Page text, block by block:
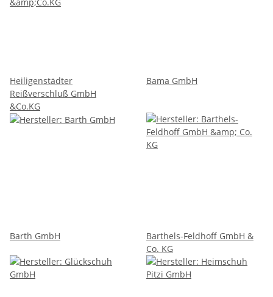
Heiligenstädter
Reißverschluß GmbH
&Co.KG
Bama GmbH
Barth GmbH
Barthels-Feldhoff GmbH &
Co. KG